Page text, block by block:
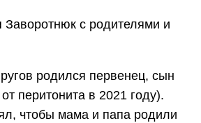
Заворотнюк с родителями и
родился первенец, сын
перитонита в 2021 году).
чтобы мама и папа родили